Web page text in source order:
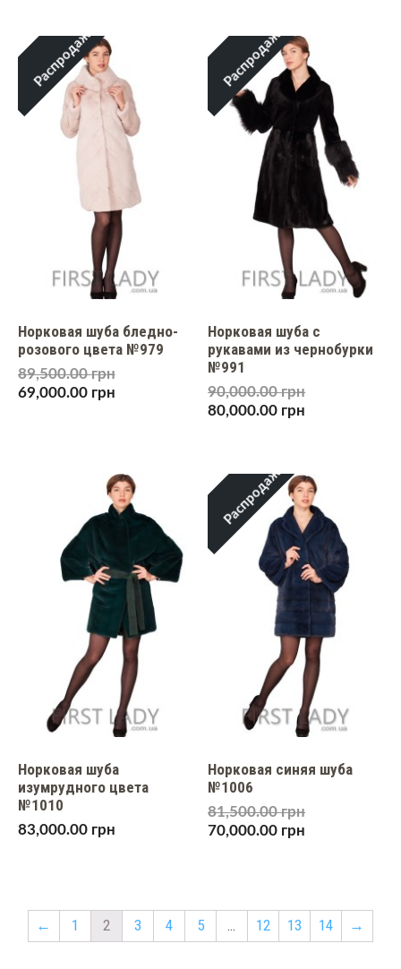
Распродажа!
Норковая шуба бледно-
розового цвета №979
89,500.00грн
69,000.00 грн
Распродажа!
Норковая шуба с
рукавами из чернобурки
№991
90,000.00грн
80,000.00 грн
Норковая шуба
изумрудного цвета
№1010
83,000.00 грн
Распродажа!
Норковая синяя шуба
№1006
81,500.00грн
70,000.00 грн
← 1 2 3 4 5 … 12 13 14 →